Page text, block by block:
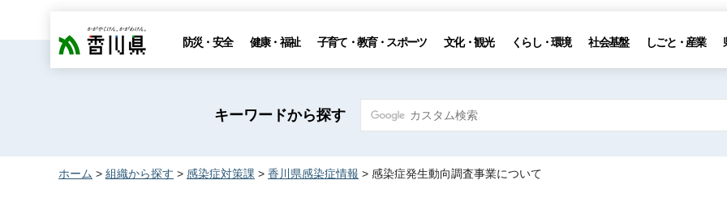
香川県 防災・安全 健康・福祉 子育て・教育・スポーツ 文化・観光 くらし・環境 社会基盤 しごと・産業
キーワードから探す
ホーム > 組織から探す > 感染症対策課 > 香川県感染症情報 > 感染症発生動向調査事業について